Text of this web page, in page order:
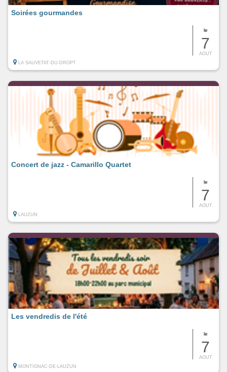
le
7
AOUT
Soirées gourmandes
LA SAUVETAT-DU-DROPT
le
7
AOUT
Concert de jazz - Camarillo Quartet
LAUZUN
le
7
AOUT
Les vendredis de l'été
MONTIGNAC-DE-LAUZUN